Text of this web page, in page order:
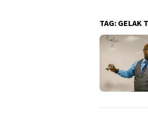
TAG: GELAK